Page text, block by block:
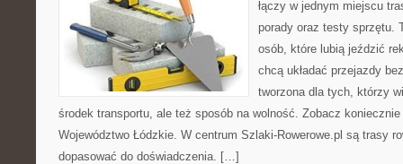
łączy w jednym miejscu
porady oraz testy sprzętu.
osób, które lubią jeździć
chcą układać przejazdy
tworzona dla tych, którzy
środek transportu, ale też sposób na wolność. Zobacz
Województwo Łódzkie. W centrum Szlaki-Rowerowe.pl są trasy
dopasować do doświadczenia. […]